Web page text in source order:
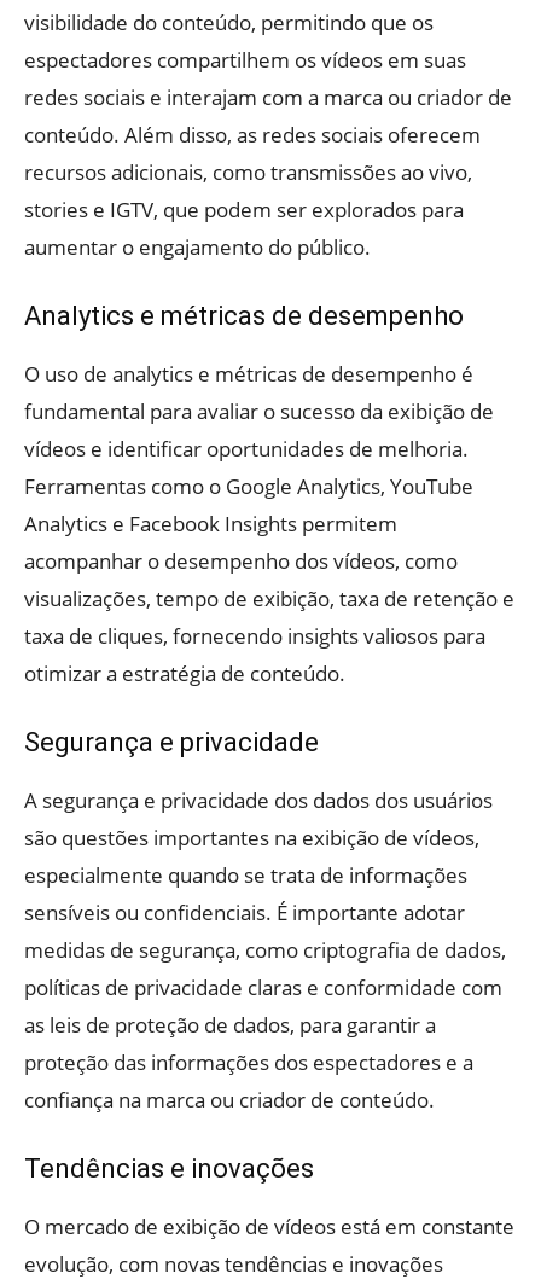
visibilidade do conteúdo, permitindo que os
espectadores compartilhem os vídeos em suas
redes sociais e interajam com a marca ou criador de
conteúdo. Além disso, as redes sociais oferecem
recursos adicionais, como transmissões ao vivo,
stories e IGTV, que podem ser explorados para
aumentar o engajamento do público.
Analytics e métricas de desempenho
O uso de analytics e métricas de desempenho é
fundamental para avaliar o sucesso da exibição de
vídeos e identificar oportunidades de melhoria.
Ferramentas como o Google Analytics, YouTube
Analytics e Facebook Insights permitem
acompanhar o desempenho dos vídeos, como
visualizações, tempo de exibição, taxa de retenção e
taxa de cliques, fornecendo insights valiosos para
otimizar a estratégia de conteúdo.
Segurança e privacidade
A segurança e privacidade dos dados dos usuários
são questões importantes na exibição de vídeos,
especialmente quando se trata de informações
sensíveis ou confidenciais. É importante adotar
medidas de segurança, como criptografia de dados,
políticas de privacidade claras e conformidade com
as leis de proteção de dados, para garantir a
proteção das informações dos espectadores e a
confiança na marca ou criador de conteúdo.
Tendências e inovações
O mercado de exibição de vídeos está em constante
evolução, com novas tendências e inovações